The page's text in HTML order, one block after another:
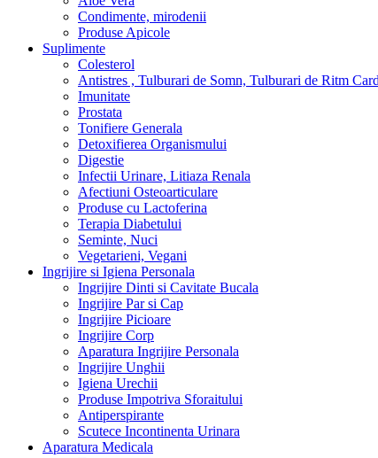
Condimente, mirodenii
Produse Apicole
Suplimente
Colesterol
Antistres , Tulburari de Somn, Tulburari de Ritm
Imunitate
Prostata
Tonifiere Generala
Detoxifierea Organismului
Digestie
Infectii Urinare, Litiaza Renala
Afectiuni Osteoarticulare
Produse cu Lactoferina
Terapia Diabetului
Seminte, Nuci
Vegetarieni, Vegani
Ingrijire si Igiena Personala
Ingrijire Dinti si Cavitate Bucala
Ingrijire Par si Cap
Ingrijire Picioare
Ingrijire Corp
Aparatura Ingrijire Personala
Ingrijire Unghii
Igiena Urechii
Produse Impotriva Sforaitului
Antiperspirante
Scutece Incontinenta Urinara
Aparatura Medicala